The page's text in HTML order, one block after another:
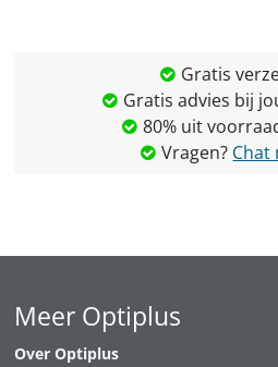
Gratis
Gratis advies bij
80% uit
Vragen? Chat
Meer Optiplus
Over Optiplus